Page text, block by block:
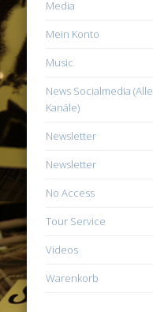
Media
Mein Konto
Music
News Socialmedia (Alle
Kanäle)
Newsletter
Newsletter
No Access
Tour Service
Videos
Warenkorb